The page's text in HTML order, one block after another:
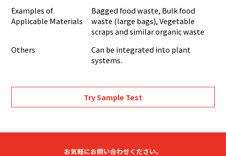
Examples of
Applicable Materials
Bagged food waste, Bulk food
waste (large bags), Vegetable
scraps and similar organic waste
Others
Can be integrated into plant
systems.
Try Sample Test
お気軽にお問い合わせください。